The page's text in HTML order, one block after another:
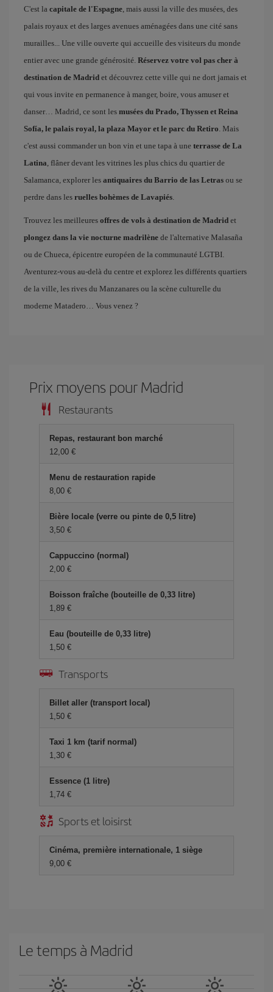
C'est la capitale de l'Espagne, mais aussi la ville des musées, des
palais royaux et des larges avenues aménagées dans une cité sans
murailles... Une ville ouverte qui accueille des visiteurs du monde
entier avec une grande générosité. Réservez votre vol pas cher à
destination de Madrid et découvrez cette ville qui ne dort jamais et
qui vous invite en permanence à manger, boire, vous amuser et
danser… Madrid, ce sont les musées du Prado, Thyssen et Reina
Sofía, le palais royal, la plaza Mayor et le parc du Retiro. Mais
c'est aussi commander un bon vin et une tapa à une terrasse de La
Latina, flâner devant les vitrines les plus chics du quartier de
Salamanca, explorer les antiquaires du Barrio de las Letras ou se
perdre dans les ruelles bohèmes de Lavapiés.
Trouvez les meilleures offres de vols à destination de Madrid et
plongez dans la vie nocturne madrilène de l'alternative Malasaña
ou de Chueca, épicentre européen de la communauté LGTBI.
Aventurez-vous au-delà du centre et explorez les différents quartiers
de la ville, les rives du Manzanares ou la scène culturelle du
moderne Matadero… Vous venez ?
Prix ​​moyens pour Madrid
Restaurants
Repas, restaurant bon marché
12,00 €
Menu de restauration rapide
8,00 €
Bière locale (verre ou pinte de 0,5 litre)
3,50 €
Cappuccino (normal)
2,00 €
Boisson fraîche (bouteille de 0,33 litre)
1,89 €
Eau (bouteille de 0,33 litre)
1,50 €
Transports
Billet aller (transport local)
1,50 €
Taxi 1 km (tarif normal)
1,30 €
Essence (1 litre)
1,74 €
Sports et loisirst
Cinéma, première internationale, 1 siège
9,00 €
Le temps à Madrid